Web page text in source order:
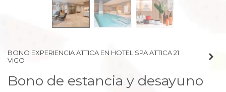
prev next
BONO EXPERIENCIA ATTICA EN HOTEL SPA ATTICA 21
VIGO
Bono de estancia y desayuno